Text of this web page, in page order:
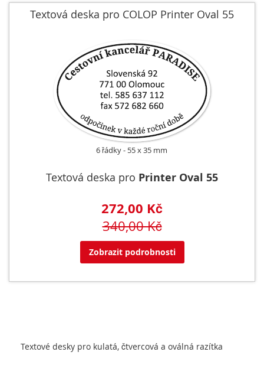
Textová deska pro COLOP Printer Oval 55
6 řádky 55 x 35 mm
Textová deska pro Printer Oval 55
272,00 Kč
340,00 Kč
Zobrazit podrobnosti
Textové desky pro kulatá, čtvercová a oválná razítka